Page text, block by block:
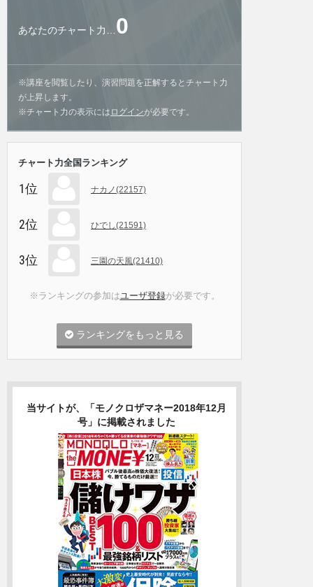
あなたのチャート力… 0
※講座を閲覧したり、演習問題を正解するとチャート力
が上昇します。
※チャート力の表示には ログインが必要です。
チャート力全国ランキング
1位 ナカノ(22157)
2位 ひでし(21591)
3位 三園の天風(21410)
※ランキングの参加はユーザ登録が必要です。
ランキングをもっと見る
当サイトが、「モノクロザマネー2018年12月
号」に掲載されました